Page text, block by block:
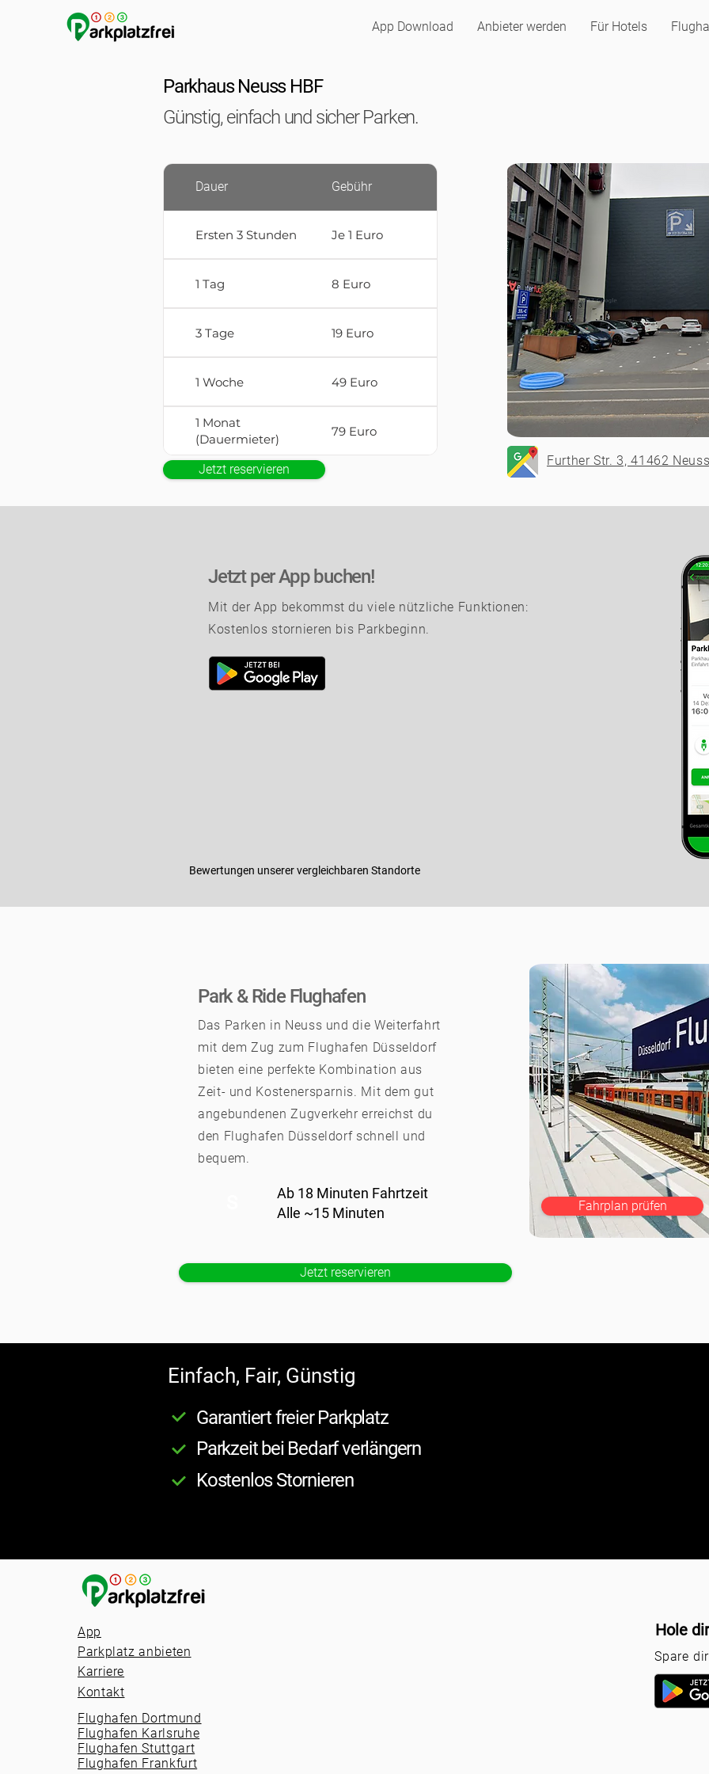
App Download Anbieter werden Für Hotels
Parkhaus Neuss HBF
Günstig, einfach und sicher Parken.
Dauer Gebühr
Ersten 3 Stunden Je 1 Euro
1 Tag 8 Euro
3 Tage 19 Euro
1 Woche 49 Euro
1 Monat
(Dauermieter)
79 Euro
Jetzt reservieren
Further Str. 3, 41462
Jetzt per App buchen!
Mit der App bekommst du viele nützliche Funktionen:
Kostenlos stornieren bis Parkbeginn.
Bewertungen unserer vergleichbaren Standorte
Park & Ride Flughafen
Das Parken in Neuss und die Weiterfahrt
mit dem Zug zum Flughafen Düsseldorf
bieten eine perfekte Kombination aus
Zeit- und Kostenersparnis. Mit dem gut
angebundenen Zugverkehr erreichst du
den Flughafen Düsseldorf schnell und
bequem.
Ab 18 Minuten Fahrtzeit
Alle ~15 Minuten
Fahrplan prüfen
Jetzt reservieren
Einfach, Fair, Günstig
Garantiert freier Parkplatz
Parkzeit bei Bedarf verlängern
Kostenlos Stornieren
App
Parkplatz anbieten
Karriere
Kontakt
Flughafen Dortmund
Flughafen Karlsruhe
Flughafen Stuttgart
Flughafen Frankfurt
Hole
Spare